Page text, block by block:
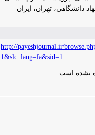
دانشگاهی، تهران، ایران
http://payeshjournal.ir/
1&slc_lang=fa&sid=1
نشده است